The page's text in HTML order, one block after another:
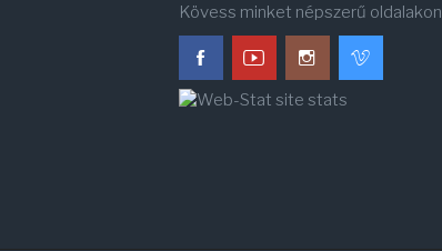
Kövess minket népszerű oldalakon